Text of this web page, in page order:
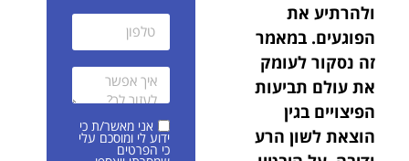
ולהרתיע את
הפוגעים. במאמר
זה נסקור לעומק
את עולם תביעות
הפיצויים בגין
הוצאת לשון הרע
אני מאשר/ת כי
ידוע לי ומוסכם עלי
כי הפרטים